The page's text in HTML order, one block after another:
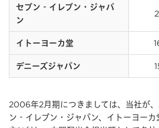
セブン‐イレブン・ジャパ
ン
イトーヨーカ堂
デニーズジャパン
2006年2月期につきましては、当社が
ン‐イレブン・ジャパン、イトーヨーカ